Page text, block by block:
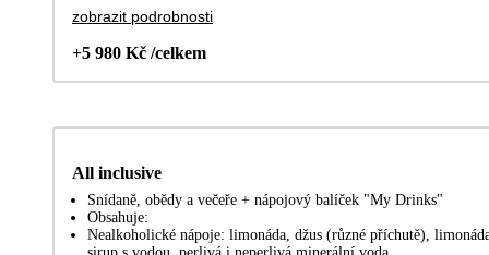
zobrazit podrobnosti
+5 980 Kč /celkem
All inclusive
Snídaně, obědy a večeře + nápojový balíček "My Drinks"
Obsahuje:
Nealkoholické nápoje: limonáda, džus (různé příchutě),